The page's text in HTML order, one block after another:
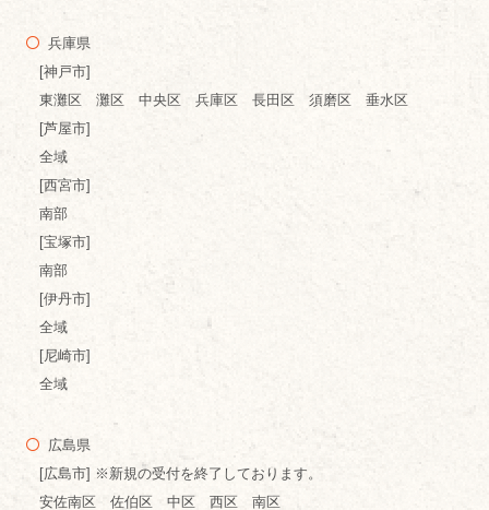
兵庫県
[神戸市]
東灘区 灘区 中央区 兵庫区 長田区 須磨区 垂水区
[芦屋市]
全域
[西宮市]
南部
[宝塚市]
南部
[伊丹市]
全域
[尼崎市]
全域
広島県
[広島市] ※新規の受付を終了しております。
安佐南区 佐伯区 中区 西区 南区